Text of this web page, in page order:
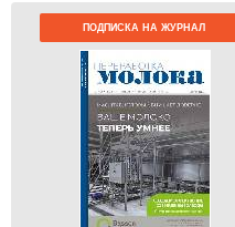
ПОДПИСКА НА ЖУРНАЛ